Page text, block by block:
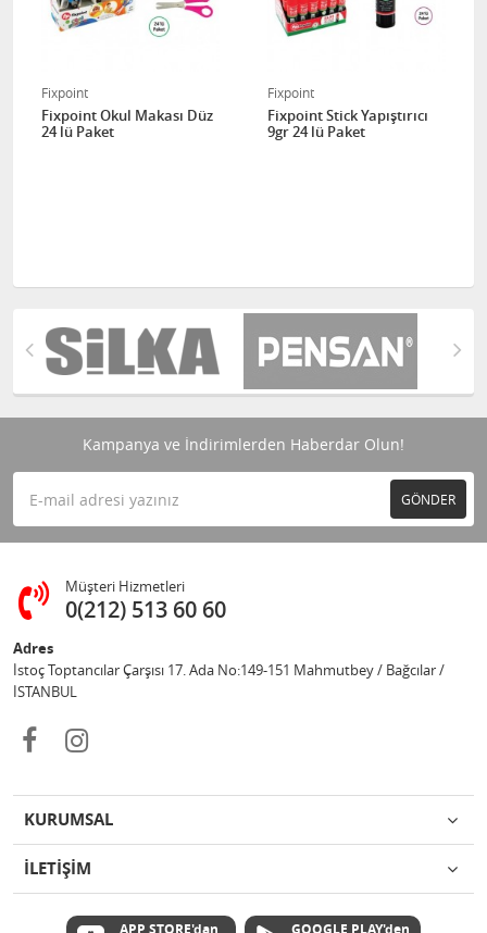
Fixpoint
Fixpoint Okul Makası Düz
24 lü Paket
Fixpoint
Fixpoint Stick Yapıştırıcı
9gr 24 lü Paket
Kampanya ve İndirimlerden Haberdar Olun!
GÖNDER
Müşteri Hizmetleri
0(212) 513 60 60
Adres
İstoç Toptancılar Çarşısı 17. Ada No:149-151 Mahmutbey / Bağcılar /
İSTANBUL
KURUMSAL
İLETİŞİM
APP STORE'dan GOOGLE PLAY'den